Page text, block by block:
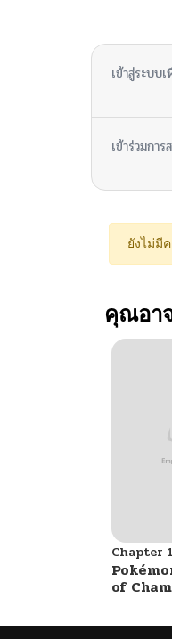
เข้าสู่ระบบ
เข้าร่วมการ
ยังไม่มี
คุณอา
Chapter 1
of